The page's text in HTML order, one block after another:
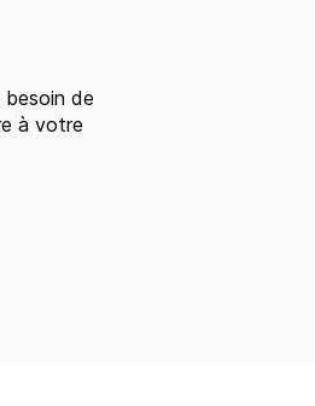
besoin de
à votre